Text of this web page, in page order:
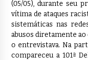
(05/05), durante seu
vítima de ataques
sistemáticas nas
abusos diretamente
o entrevistava. Na
compareceu a 101ª